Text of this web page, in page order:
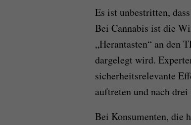
Es ist unbestritten,
Bei Cannabis ist die
„Herantasten“ an den
dargelegt wird.
sicherheitsrelevante
auftreten und nach
Bei Konsumenten, die